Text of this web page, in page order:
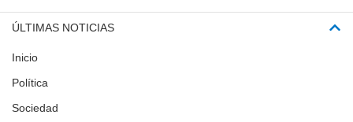
ÚLTIMAS NOTICIAS
Inicio
Política
Sociedad